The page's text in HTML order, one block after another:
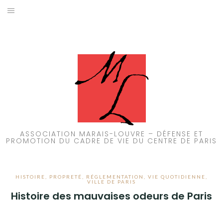
Aller
ASSOCIATION MARAIS-LOUVRE – DÉFENSE ET
PROMOTION DU CADRE DE VIE DU CENTRE DE PARIS
HISTOIRE PROPRETÉ RÉGLEMENTATION VIE QUOTIDIENNE
VILLE DE PARIS
Histoire des mauvaises odeurs de Paris